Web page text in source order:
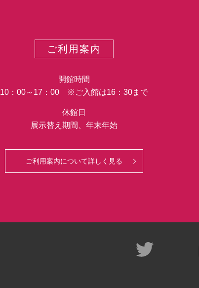
ご利用案内
開館時間
10：00～17：00 ※ご入館は16：30まで
休館日
展示替え期間、年末年始
ご利用案内について詳しく見る